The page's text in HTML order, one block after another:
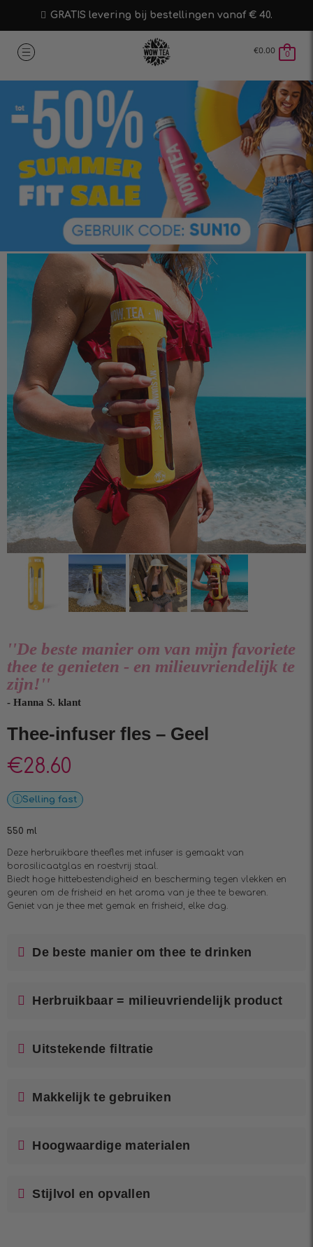
GRATIS levering bij bestellingen vanaf € 40.
€0.00 0
''De beste manier om van mijn favoriete
thee te genieten - en milieuvriendelijk te
zijn!''
- Hanna S. klant
Thee-infuser fles – Geel
€28.60
Selling fast
550 ml
Deze herbruikbare theefles met infuser is gemaakt van
borosilicaatglas en roestvrij staal.
Biedt hoge hittebestendigheid en bescherming tegen vlekken en
geuren om de frisheid en het aroma van je thee te bewaren.
Geniet van je thee met gemak en frisheid, elke dag.
De beste manier om thee te drinken
Herbruikbaar = milieuvriendelijk product
Uitstekende filtratie
Makkelijk te gebruiken
Hoogwaardige materialen
Stijlvol en opvallen